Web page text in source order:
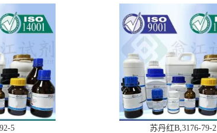
5 苏丹红B,3176-79-2